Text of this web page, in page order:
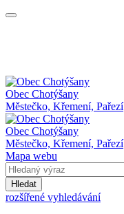
Obec Chotýšany
Městečko, Křemení, Pařezí
Obec Chotýšany
Městečko, Křemení, Pařezí
Mapa webu
Hledat
rozšířené vyhledávání